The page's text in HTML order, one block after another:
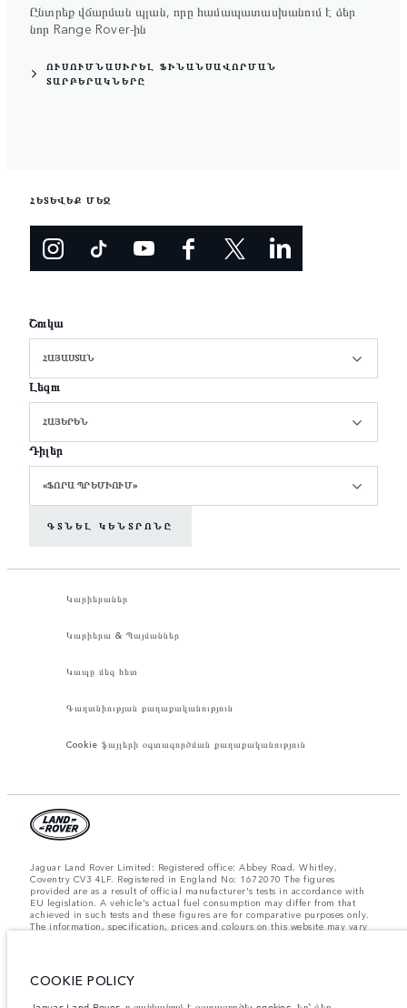
Ընտրեք վճարման պլան, որը համապատասխանում է ձեր
նոր Range Rover-ին
ՈՒՍՈՒՄՆԱՍԻՐԵԼ ՖԻՆԱՆՍԱՎՈՐՄԱՆ
ՏԱՐԲԵՐԱԿՆԵՐԸ
ՀԵՏԵՎԵՔ ՄԵԶ
Շուկա
ՀԱՅԱՍՏԱՆ
Լեզու
ՀԱՅԵՐԵՆ
Դիլեր
«ՖՈՐԱ ՊՐԵՄԻՈՒՄ»
ԳՏՆԵԼ ԿԵՆՏՐՈՆԸ
Կարիերաներ
Կարիերա & Պայմաններ
Կապը մեզ հետ
Գաղտնիության քաղաքականություն
Cookie ֆայլերի օգտագործման քաղաքականություն
Jaguar Land Rover Limited: Registered office: Abbey Road, Whitley,
Coventry CV3 4LF. Registered in England No: 1672070 The figures
provided are as a result of official manufacturer's tests in accordance with
EU legislation. A vehicle's actual fuel consumption may differ from that
achieved in such tests and these figures are for comparative purposes only.
The information, specification, prices and colours on this website may vary
Նշված կշիռներն արտացոլում են մեքենայի ստանդարտ բնութագրերը։
Աքսեսուարները և արտադրությունից հետո տեղադրված այլ պարագաներն
COOKIE POLICY